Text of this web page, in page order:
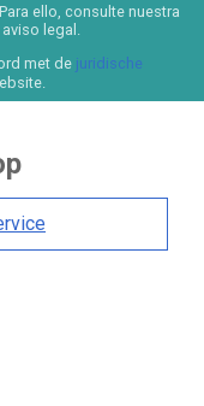
ello, consulte nuestra
legal.
met de juridische